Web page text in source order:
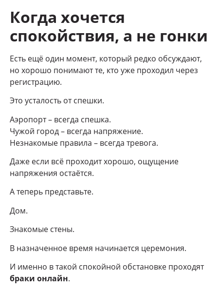
Когда хочется
спокойствия, а не гонки
Есть ещё один момент, который редко обсуждают,
но хорошо понимают те, кто уже проходил через
регистрацию.
Это усталость от спешки.
Аэропорт – всегда спешка.
Чужой город – всегда напряжение.
Незнакомые правила – всегда тревога.
Даже если всё проходит хорошо, ощущение
напряжения остаётся.
А теперь представьте.
Дом.
Знакомые стены.
В назначенное время начинается церемония.
И именно в такой спокойной обстановке проходят
браки онлайн.